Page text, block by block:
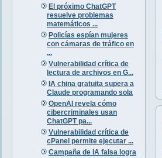
El próximo ChatGPT
resuelve problemas
matemáticos ...
Policías espían mujeres
con cámaras de tráfico en
...
Vulnerabilidad crítica de
lectura de archivos en G...
IA china gratuita supera a
Claude programando sola
OpenAI revela cómo
cibercriminales usan
ChatGPT pa...
Vulnerabilidad crítica de
cPanel permite ejecutar ...
Campaña de IA falsa logra